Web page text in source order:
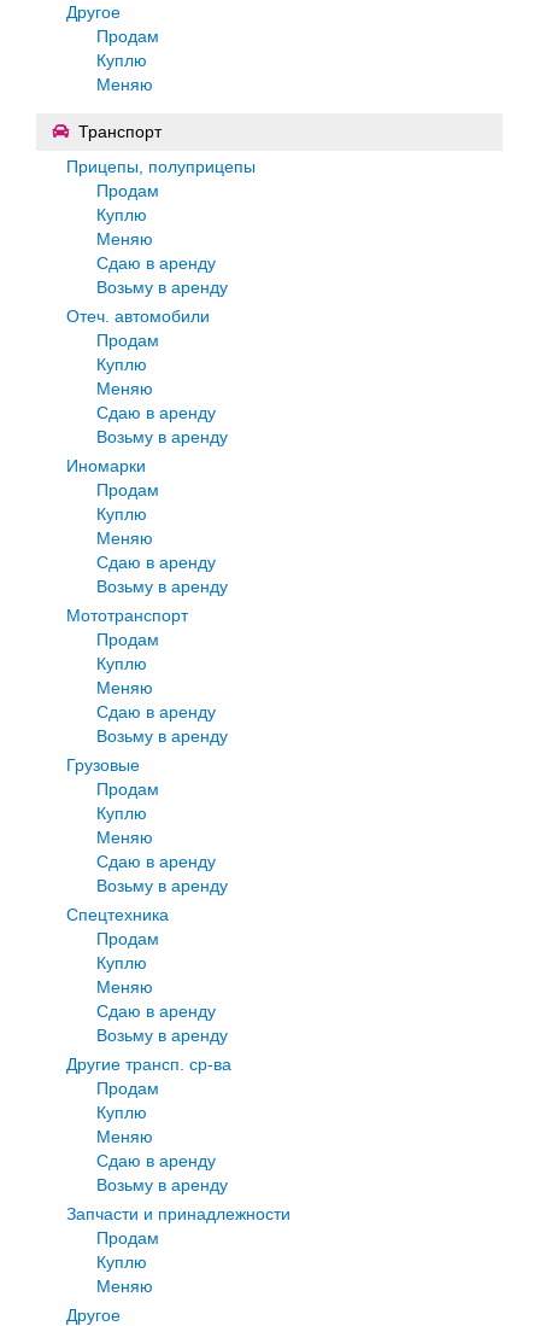
Другое
Продам
Куплю
Меняю
Транспорт
Прицепы, полуприцепы
Продам
Куплю
Меняю
Сдаю в аренду
Возьму в аренду
Отеч. автомобили
Продам
Куплю
Меняю
Сдаю в аренду
Возьму в аренду
Иномарки
Продам
Куплю
Меняю
Сдаю в аренду
Возьму в аренду
Мототранспорт
Продам
Куплю
Меняю
Сдаю в аренду
Возьму в аренду
Грузовые
Продам
Куплю
Меняю
Сдаю в аренду
Возьму в аренду
Спецтехника
Продам
Куплю
Меняю
Сдаю в аренду
Возьму в аренду
Другие трансп. ср-ва
Продам
Куплю
Меняю
Сдаю в аренду
Возьму в аренду
Запчасти и принадлежности
Продам
Куплю
Меняю
Другое